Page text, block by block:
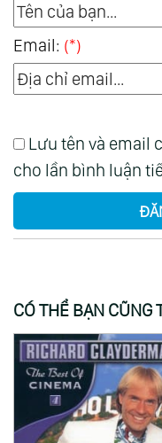
Email: (*)
Lưu tên và email
cho lần bình luận
CÓ THỂ BẠN CŨNG